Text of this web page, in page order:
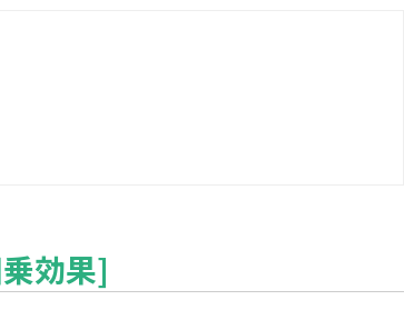
効果]